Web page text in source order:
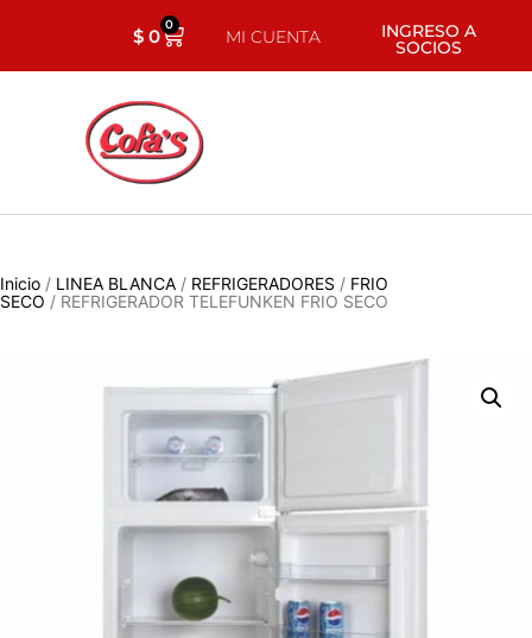
$0 0
MI CUENTA INGRESO A
SOCIOS
Inicio / LINEA BLANCA / REFRIGERADORES / FRIO
SECO / REFRIGERADOR TELEFUNKEN FRIO SECO